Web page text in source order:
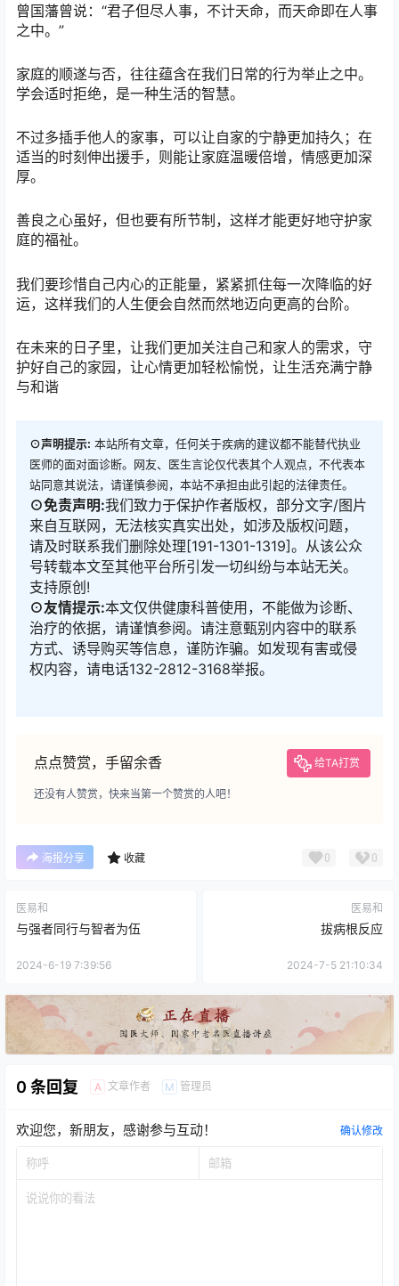
曾国藩曾说：“君子但尽人事，不计天命，而天命即在人事
之中。”
家庭的顺遂与否，往往蕴含在我们日常的行为举止之中。
学会适时拒绝，是一种生活的智慧。
不过多插手他人的家事，可以让自家的宁静更加持久；在
适当的时刻伸出援手，则能让家庭温暖倍增，情感更加深
厚。
善良之心虽好，但也要有所节制，这样才能更好地守护家
庭的福祉。
我们要珍惜自己内心的正能量，紧紧抓住每一次降临的好
运，这样我们的人生便会自然而然地迈向更高的台阶。
在未来的日子里，让我们更加关注自己和家人的需求，守
护好自己的家园，让心情更加轻松愉悦，让生活充满宁静
与和谐
⊙声明提示: 本站所有文章，任何关于疾病的建议都不能替代执业
医师的面对面诊断。网友、医生言论仅代表其个人观点，不代表本
站同意其说法，请谨慎参阅，本站不承担由此引起的法律责任。
⊙免责声明:我们致力于保护作者版权，部分文字/图片
来自互联网，无法核实真实出处，如涉及版权问题，
请及时联系我们删除处理[191-1301-1319]。从该公众
号转载本文至其他平台所引发一切纠纷与本站无关。
支持原创!
⊙友情提示:本文仅供健康科普使用，不能做为诊断、
治疗的依据，请谨慎参阅。请注意甄别内容中的联系
方式、诱导购买等信息，谨防诈骗。如发现有害或侵
权内容，请电话132-2812-3168举报。
点点赞赏，手留余香 给TA打赏
还没有人赞赏，快来当第一个赞赏的人吧！
海报分享 收藏 0 0
医易和
与强者同行与智者为伍
2024-6-19 7:39:56
医易和
拔病根反应
2024-7-5 21:10:34
0 条回复 A 文章作者 M 管理员
欢迎您，新朋友，感谢参与互动！ 确认修改